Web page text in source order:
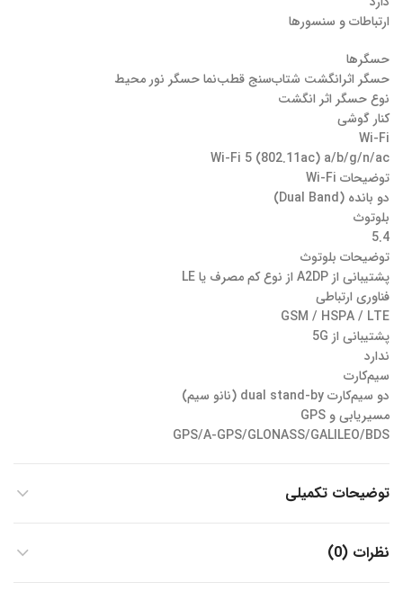
ارتباطات و سنسورها
حسگرها
حسگر اثرانگشت شتاب‌سنج قطب‌نما حسگر نور محیط
نوع حسگر اثر انگشت
کنار گوشی
Wi-Fi
Wi-Fi 5 (802.11ac) a/b/g/n/ac
توضیحات Wi-Fi
دو بانده (Dual Band)
بلوتوث
5.4
توضیحات بلوتوث
پشتیبانی از A2DP از نوع کم مصرف یا LE
فناوری‌ ارتباطی
GSM / HSPA / LTE
پشتیبانی از 5G
ندارد
سیم‌کارت
دو سیم‌کارت dual stand-by (نانو سیم)
مسیریابی و GPS
GPS/A-GPS/GLONASS/GALILEO/BDS
توضیحات تکمیلی
نظرات (0)